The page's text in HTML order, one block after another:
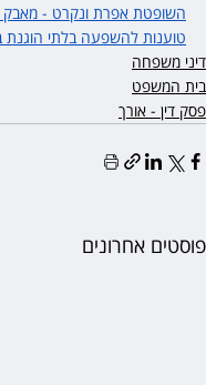
השופטת אפרת ונקרט - מאבק
טוענות להשפעה בלתי הוגנת
דיני משפחה
בית המשפט
פסק דין - אורך
פוסטים אחרונים